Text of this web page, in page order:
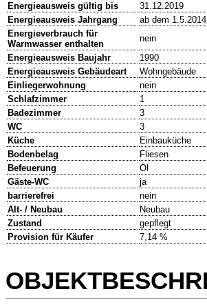
Energieausweis gültig bis
31.12.2019
Energieausweis Jahrgang
ab dem 1.5.2014
Energieverbrauch für
Warmwasser enthalten
nein
Energieausweis Baujahr
1990
Energieausweis Gebäudeart
Wohngebäude
Einliegerwohnung
nein
Schlafzimmer
1
Badezimmer
3
WC
3
Küche
Einbauküche
Bodenbelag
Fliesen
Befeuerung
Öl
Gäste-WC
ja
barrierefrei
nein
Alt- / Neubau
Neubau
Zustand
gepflegt
Provision für Käufer
7,14 %